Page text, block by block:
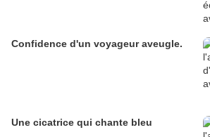
Confidence d'un voyageur aveugle.
Une cicatrice qui chante bleu